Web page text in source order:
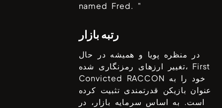
named Fred. "
رتبه بازار
در منظره پویا و همیشه در حال
تغییر ارزهای رمزنگاری شده، First
Convicted RACCON
عنوان بازیکن قدرتمندی تثبیت کرده
است. به اساس سرمایه بازار، در